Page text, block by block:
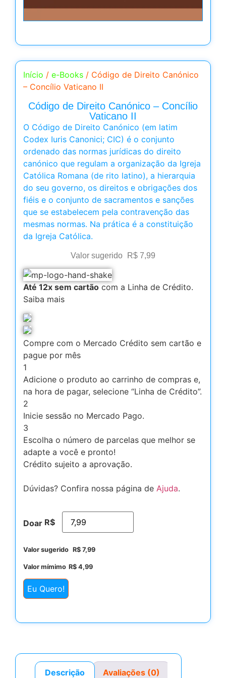
Início / e-Books / Código de Direito Canónico
– Concílio Vaticano II
Código de Direito Canónico – Concílio
Vaticano II
O Código de Direito Canónico (em latim
Codex Iuris Canonici; CIC) é o conjunto
ordenado das normas jurídicas do direito
canónico que regulam a organização da Igreja
Católica Romana (de rito latino), a hierarquia
do seu governo, os direitos e obrigações dos
fiéis e o conjunto de sacramentos e sanções
que se estabelecem pela contravenção das
mesmas normas. Na prática é a constituição
da Igreja Católica.
Valor sugerido R$ 7,99
Até 12x sem cartão com a Linha de Crédito.
Saiba mais
Compre com o Mercado Crédito sem cartão e
pague por mês
1
Adicione o produto ao carrinho de compras e,
na hora de pagar, selecione “Linha de Crédito”.
2
Inicie sessão no Mercado Pago.
3
Escolha o número de parcelas que melhor se
adapte a você e pronto!
Crédito sujeito a aprovação.
Dúvidas? Confira nossa página de Ajuda.
Doar R$
Valor sugerido R$ 7,99
Valor mímimo R$ 4,99
Eu Quero!
Descrição Avaliações (0)